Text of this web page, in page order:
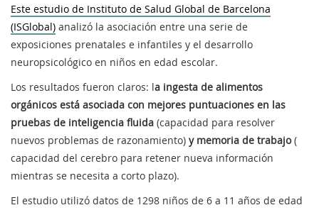
Este estudio de Instituto de Salud Global de Barcelona
(ISGlobal) analizó la asociación entre una serie de
exposiciones prenatales e infantiles y el desarrollo
neuropsicológico en niños en edad escolar.
Los resultados fueron claros: la ingesta de alimentos
orgánicos está asociada con mejores puntuaciones en las
pruebas de inteligencia fluida (capacidad para resolver
nuevos problemas de razonamiento) y memoria de trabajo(
capacidad del cerebro para retener nueva información
mientras se necesita a corto plazo).
El estudio utilizó datos de 1298 niños de 6 a 11 años de edad